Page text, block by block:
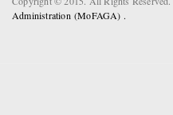
Administration (MoFAGA) .